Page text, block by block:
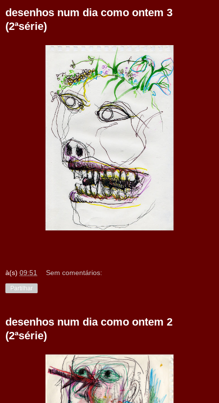
desenhos num dia como ontem 3
(2ªsérie)
à(s) 09:51 Sem comentários:
Partilhar
desenhos num dia como ontem 2
(2ªsérie)